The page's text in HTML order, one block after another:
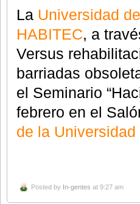
La Universidad
HABITEC, a
Versus
barriadas
el Seminario
febrero en el
de la
Posted by In-gentes at 9:27 am